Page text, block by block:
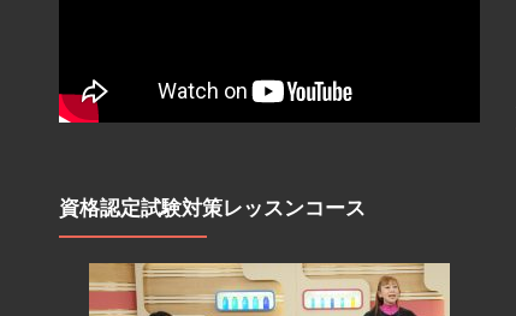
資格認定試験対策レッスンコース